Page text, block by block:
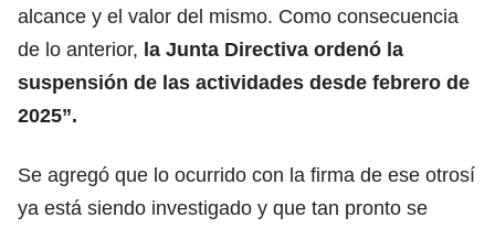
alcance y el valor del mismo. Como consecuencia
de lo anterior, la Junta Directiva ordenó la
suspensión de las actividades desde febrero de
2025”.
Se agregó que lo ocurrido con la firma de ese otrosí
ya está siendo investigado y que tan pronto se